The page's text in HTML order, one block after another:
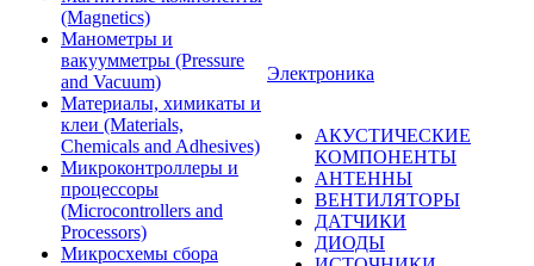
(Magnetics)
Манометры и
вакуумметры (Pressure
and Vacuum)
Материалы, химикаты и
клеи (Materials,
Chemicals and Adhesives)
Микроконтроллеры и
процессоры
(Microcontrollers and
Processors)
Микросхемы сбора
Электроника
АКУСТИЧЕСКИЕ
КОМПОНЕНТЫ
АНТЕННЫ
ВЕНТИЛЯТОРЫ
ДАТЧИКИ
ДИОДЫ